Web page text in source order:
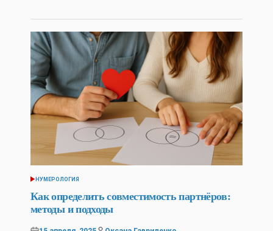
POSTED
IN
НУМЕРОЛОГИЯ
Как определить совместимость партнёров:
методы и подходы